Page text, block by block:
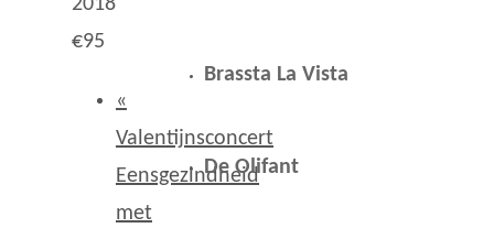
€95
«
Valentijnsconcert
Eensgezindheid
met
Brassta La Vista
De Olifant